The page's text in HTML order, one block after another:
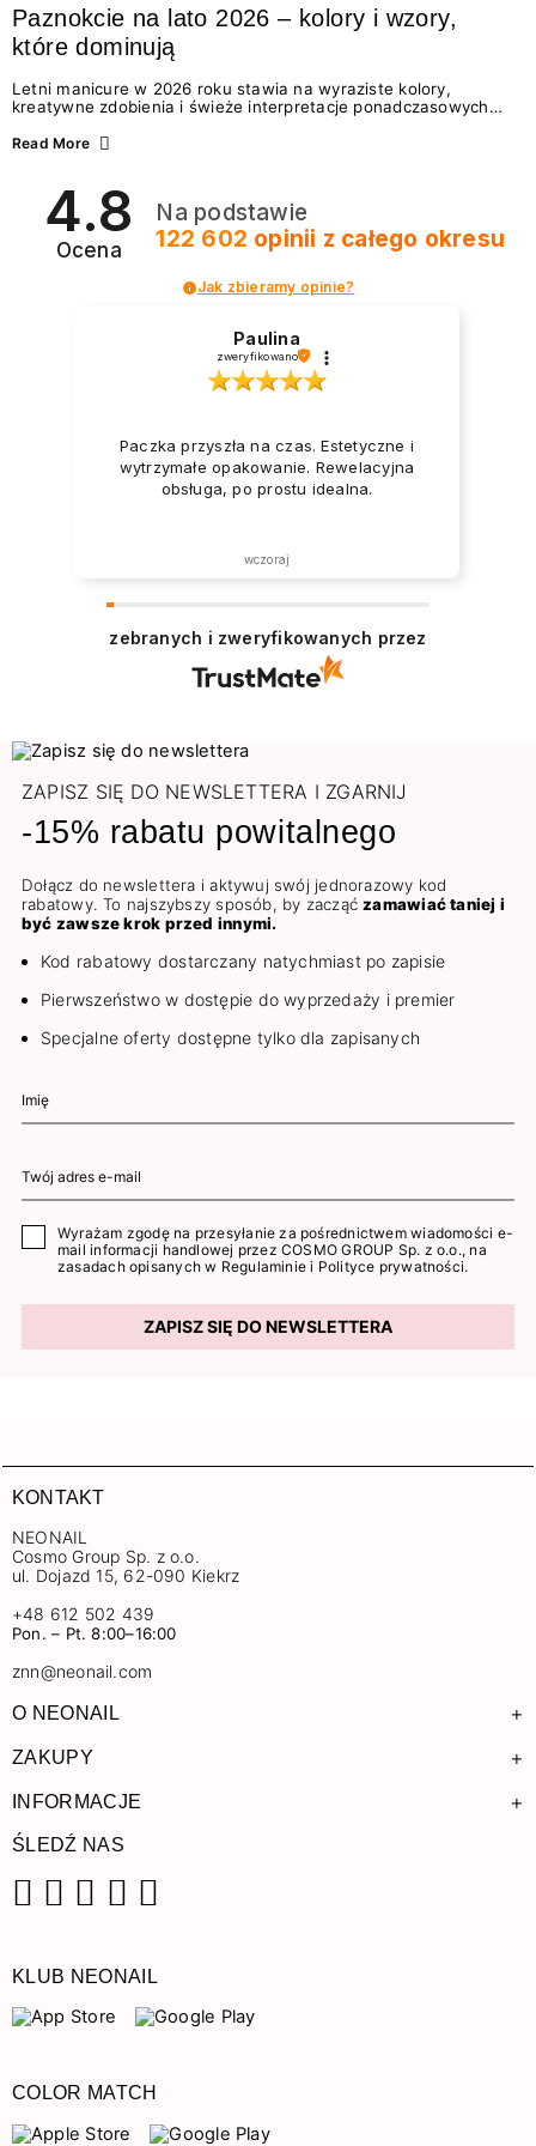
Paznokcie na lato 2026 – kolory i wzory,
które dominują
Letni manicure w 2026 roku stawia na wyraziste kolory,
kreatywne zdobienia i świeże interpretacje ponadczasowych
zarówno energetycznych odcieni inspirowanych wakacjami, jak
2026? Znajdź inspirację dla swojego manicure!
Read More
4.8
Ocena
Na podstawie
122 602 opinii z całego okresu
Jak zbieramy opinie?
Paulina
zweryfikowano
Paczka przyszła na czas. Estetyczne i
wytrzymałe opakowanie. Rewelacyjna
obsługa, po prostu idealna.
wczoraj
zebranych i zweryfikowanych przez
ZAPISZ SIĘ DO NEWSLETTERA I ZGARNIJ
-15% rabatu powitalnego
Dołącz do newslettera i aktywuj swój jednorazowy kod
rabatowy. To najszybszy sposób, by zacząćzamawiać taniej i
być zawsze krok przed innymi.
Kod rabatowy dostarczany natychmiast po zapisie
Pierwszeństwo w dostępie do wyprzedaży i premier
Specjalne oferty dostępne tylko dla zapisanych
Wyrażam zgodę na przesyłanie za pośrednictwem wiadomości e-
mail informacji handlowej przez COSMO GROUP Sp. z o.o., na
zasadach opisanych w Regulaminie i Polityce prywatności.
ZAPISZ SIĘ DO NEWSLETTERA
KONTAKT
NEONAIL
Cosmo Group Sp. z o.o.
ul. Dojazd 15, 62-090 Kiekrz
+48 612 502 439
Pon. – Pt. 8:00–16:00
znn@neonail.com
O NEONAIL +
ZAKUPY +
INFORMACJE +
ŚLEDŹ NAS
KLUB NEONAIL
COLOR MATCH